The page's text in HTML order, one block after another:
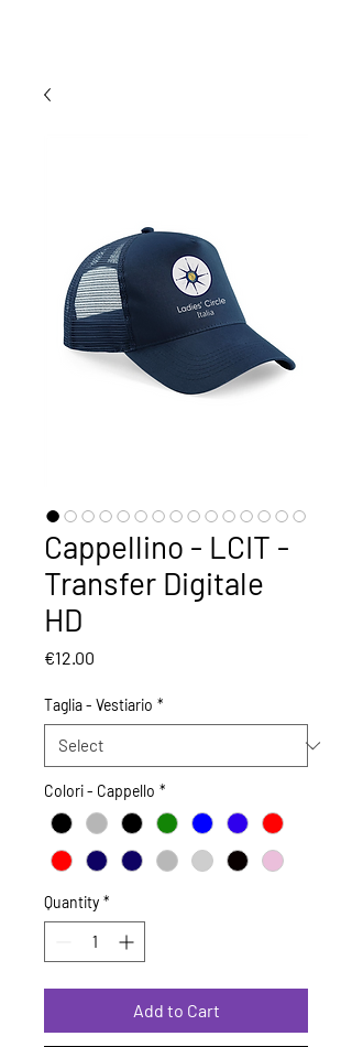
Cappellino - LCIT -
Transfer Digitale
HD
€12.00
Taglia - Vestiario *
Colori - Cappello *
Quantity *
Add to Cart